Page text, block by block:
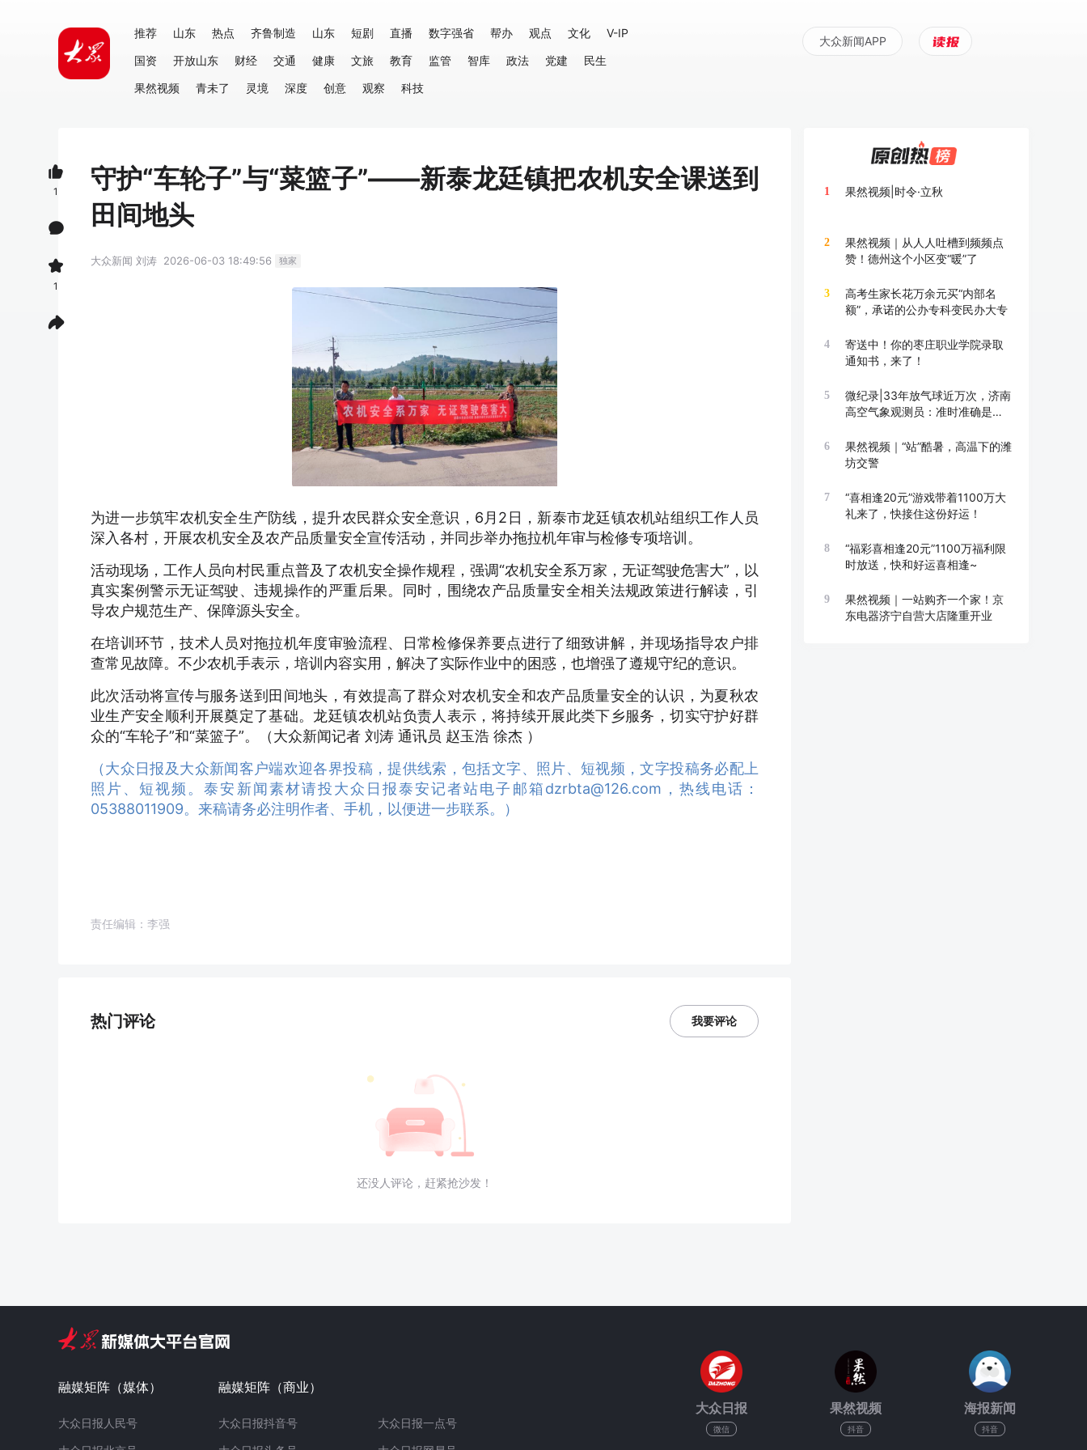
推荐 山东 热点 齐鲁制造 山东 短剧 直播 数字强省 帮办 观点 文化
V-IP
国资
开放山东 财经 交通 健康 文旅 教育 监管 智库 政法 党建
民生
果然视频
青未了 灵境 深度 创意 观察 科技
大众新闻APP
守护“车轮子”与“菜篮子”——新泰龙廷镇把农机安全课送到
田间地头
大众新闻 刘涛 2026-06-03 18:49:56 独家
为进一步筑牢农机安全生产防线，提升农民群众安全意识，6月2日，新泰市龙廷镇农机站组织工作人员
深入各村，开展农机安全及农产品质量安全宣传活动，并同步举办拖拉机年审与检修专项培训。
活动现场，工作人员向村民重点普及了农机安全操作规程，强调“农机安全系万家，无证驾驶危害大”，以
真实案例警示无证驾驶、违规操作的严重后果。同时，围绕农产品质量安全相关法规政策进行解读，引
导农户规范生产、保障源头安全。
在培训环节，技术人员对拖拉机年度审验流程、日常检修保养要点进行了细致讲解，并现场指导农户排
查常见故障。不少农机手表示，培训内容实用，解决了实际作业中的困惑，也增强了遵规守纪的意识。
此次活动将宣传与服务送到田间地头，有效提高了群众对农机安全和农产品质量安全的认识，为夏秋农
业生产安全顺利开展奠定了基础。龙廷镇农机站负责人表示，将持续开展此类下乡服务，切实守护好群
众的“车轮子”和“菜篮子”。（大众新闻记者 刘涛 通讯员 赵玉浩 徐杰 ）
（大众日报及大众新闻客户端欢迎各界投稿，提供线索，包括文字、照片、短视频，文字投稿务必配上
照片、短视频。泰安新闻素材请投大众日报泰安记者站电子邮箱dzrbta@126.com，热线电话：
05388011909。来稿请务必注明作者、手机，以便进一步联系。）
责任编辑：李强
热门评论 我要评论
还没人评论，赶紧抢沙发！
1
1
1 果然视频|时令·立秋
2
果然视频｜从人人吐槽到频频点
赞！德州这个小区变“暖”了
3
高考生家长花万余元买“内部名
额”，承诺的公办专科变民办大专
4
寄送中！你的枣庄职业学院录取
通知书，来了！
5
微纪录|33年放气球近万次，济南
高空气象观测员：准时准确是底
6
果然视频｜“站”酷暑，高温下的潍
坊交警
7
“喜相逢20元”游戏带着1100万大
礼来了，快接住这份好运！
8
“福彩喜相逢20元”1100万福利限
时放送，快和好运喜相逢~
9
果然视频｜一站购齐一个家！京
东电器济宁自营大店隆重开业
融媒矩阵（媒体）
大众日报人民号
融媒矩阵（商业）
大众日报抖音号
大众日报一点号
大众日报
微信
果然视频
抖音
海报新闻
抖音